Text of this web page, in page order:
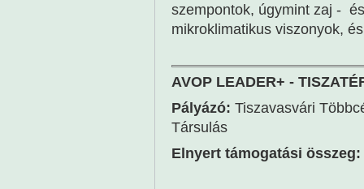
szempontok, úgymint zaj -
mikroklimatikus viszonyok,
AVOP LEADER+ -
Pályázó: Tiszavasvári
Társulás
Elnyert támogatási összeg: